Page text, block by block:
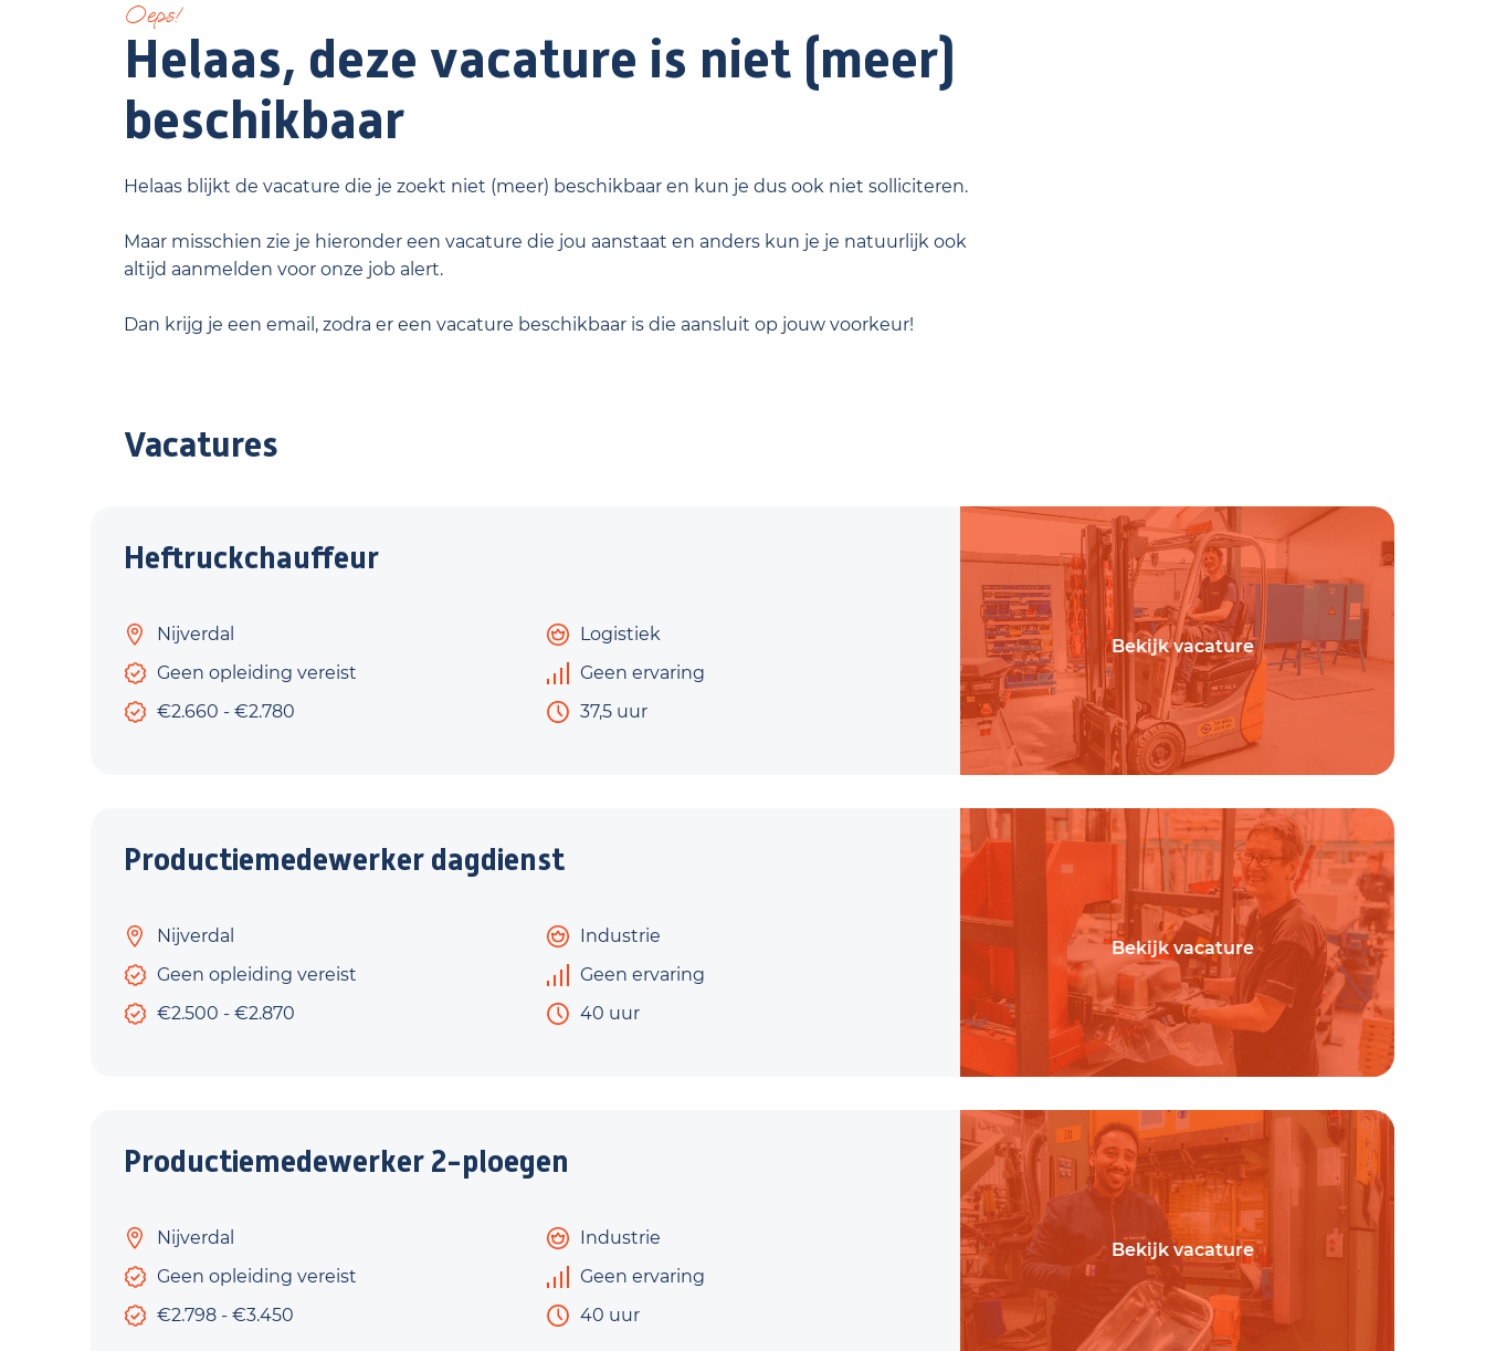
Oeps!
Helaas, deze vacature is niet (meer)
beschikbaar
Helaas blijkt de vacature die je zoekt niet (meer) beschikbaar en kun je dus ook niet solliciteren.
Maar misschien zie je hieronder een vacature die jou aanstaat en anders kun je je natuurlijk ook
altijd aanmelden voor onze job alert.
Dan krijg je een email, zodra er een vacature beschikbaar is die aansluit op jouw voorkeur!
Vacatures
Heftruckchauffeur
Nijverdal
Logistiek
Geen opleiding vereist
Geen ervaring
€2.660 - €2.780
37,5 uur
Bekijk vacature
Productiemedewerker dagdienst
Nijverdal
Industrie
Geen opleiding vereist
Geen ervaring
€2.500 - €2.870
40 uur
Bekijk vacature
Productiemedewerker 2-ploegen
Nijverdal
Industrie
Geen opleiding vereist
Geen ervaring
€2.798 - €3.450
40 uur
Bekijk vacature